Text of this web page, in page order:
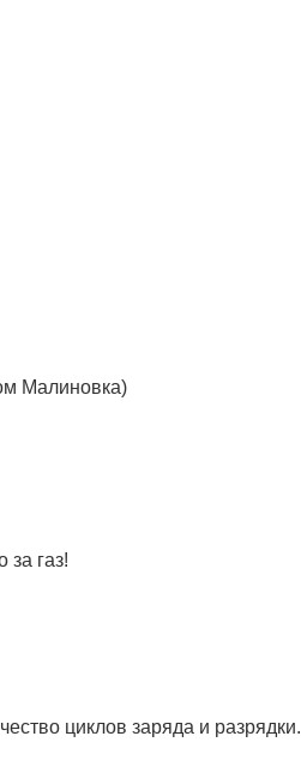
Малиновка)
за газ!
циклов заряда и разрядки.